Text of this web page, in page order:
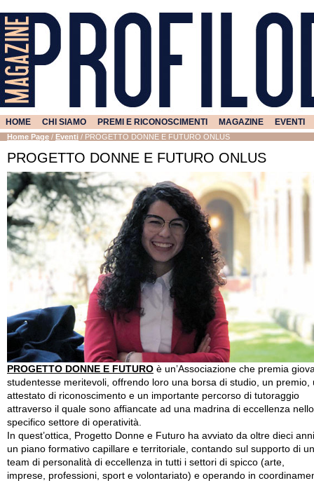
HOME CHI SIAMO PREMI E RICONOSCIMENTI MAGAZINE EVENTI
Home Page / Eventi / PROGETTO DONNE E FUTURO ONLUS
PROGETTO DONNE E FUTURO ONLUS
PROGETTO DONNE E FUTURO è un’Associazione che premia
studentesse meritevoli, offrendo loro una borsa di studio, un premio,
attestato di riconoscimento e un importante percorso di tutoraggio
attraverso il quale sono affiancate ad una madrina di eccellenza nello
specifico settore di operatività.
In quest’ottica, Progetto Donne e Futuro ha avviato da oltre dieci anni
un piano formativo capillare e territoriale, contando sul supporto di un
team di personalità di eccellenza in tutti i settori di spicco (arte,
imprese, professioni, sport e volontariato) e operando in